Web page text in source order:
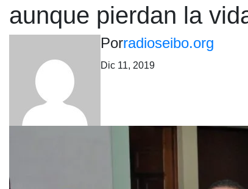
aunque pierdan la
Porradioseibo.org
Dic 11, 2019